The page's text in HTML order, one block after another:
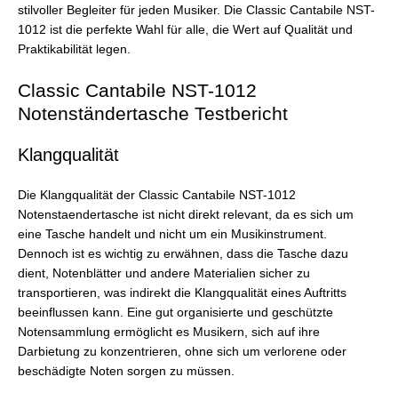
stilvoller Begleiter für jeden Musiker. Die Classic Cantabile NST-
1012 ist die perfekte Wahl für alle, die Wert auf Qualität und
Praktikabilität legen.
Classic Cantabile NST-1012
Notenständertasche Testbericht
Klangqualität
Die Klangqualität der Classic Cantabile NST-1012
Notenstaendertasche ist nicht direkt relevant, da es sich um
eine Tasche handelt und nicht um ein Musikinstrument.
Dennoch ist es wichtig zu erwähnen, dass die Tasche dazu
dient, Notenblätter und andere Materialien sicher zu
transportieren, was indirekt die Klangqualität eines Auftritts
beeinflussen kann. Eine gut organisierte und geschützte
Notensammlung ermöglicht es Musikern, sich auf ihre
Darbietung zu konzentrieren, ohne sich um verlorene oder
beschädigte Noten sorgen zu müssen.